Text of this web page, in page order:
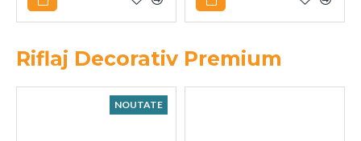
Riflaj Decorativ Premium
NOUTATE